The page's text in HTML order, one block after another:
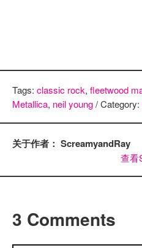
Tags: classic rock, fleetwood
Metallica, neil young/ Category:
关于作者： ScreamyandRay
查看
3 Comments